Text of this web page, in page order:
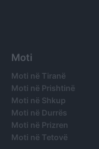
Moti
Moti në Tiranë
Moti në Prishtinë
Moti në Shkup
Moti në Durrës
Moti në Prizren
Moti në Tetovë